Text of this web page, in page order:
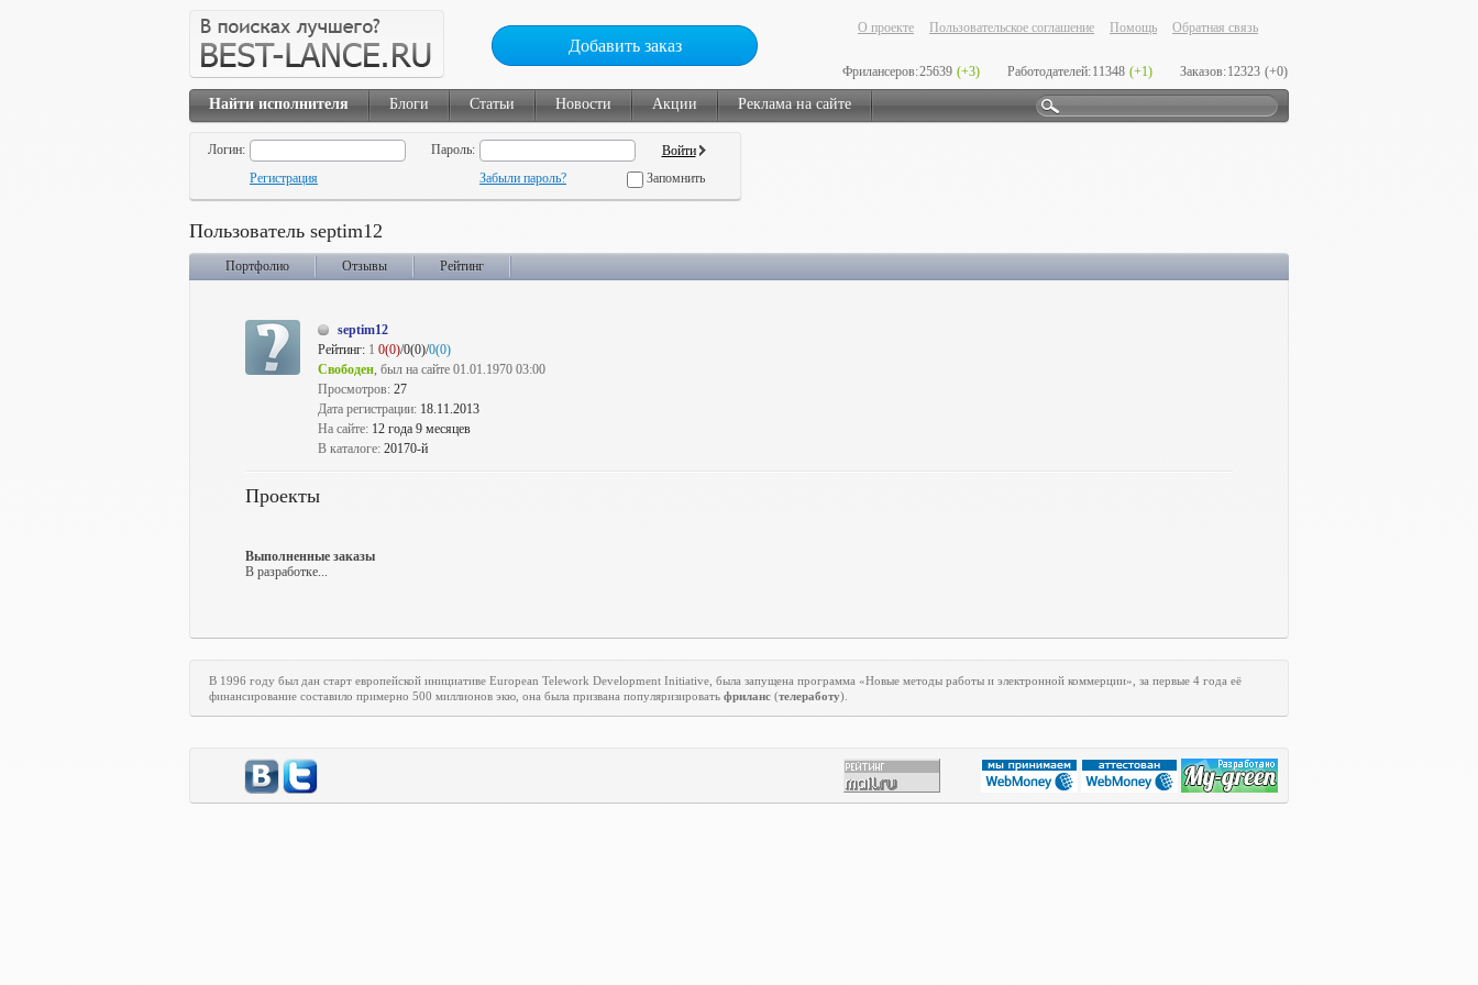
Добавить заказ
О проекте Пользовательское соглашение Помощь Обратная связь
Фрилансеров:25639 (+3) Работодателей:11348 (+1) Заказов:12323 (+0)
Найти исполнителя Блоги Статьи Новости Акции Реклама на сайте
Логин:
Пароль:
Регистрация
Забыли пароль? Запомнить
Пользователь septim12
Портфолио Отзывы Рейтинг
septim12
Рейтинг: 1 0(0)/0(0)/0(0)
Свободен, был на сайте 01.01.1970 03:00
Просмотров: 27
Дата регистрации: 18.11.2013
На сайте: 12 года 9 месяцев
В каталоге: 20170-й
Проекты
Выполненные заказы
В разработке...
В 1996 году был дан старт европейской инициативе European Telework Development Initiative , была запущена программа «Новые методы работы и электронной коммерции», за первые 4 года её
финансирование составило примерно 500 миллионов экю, она была призвана популяризировать фриланс (телеработу).